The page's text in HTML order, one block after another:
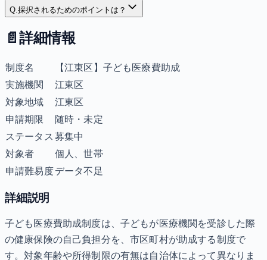
Q.採択されるためのポイントは？
📄 詳細情報
制度名
【江東区】子ども医療費助成
実施機関
江東区
対象地域
江東区
申請期限
随時・未定
ステータス 募集中
対象者
個人、世帯
申請難易度データ不足
詳細説明
子ども医療費助成制度は、子どもが医療機関を受診した際
の健康保険の自己負担分を、市区町村が助成する制度で
す。対象年齢や所得制限の有無は自治体によって異なりま